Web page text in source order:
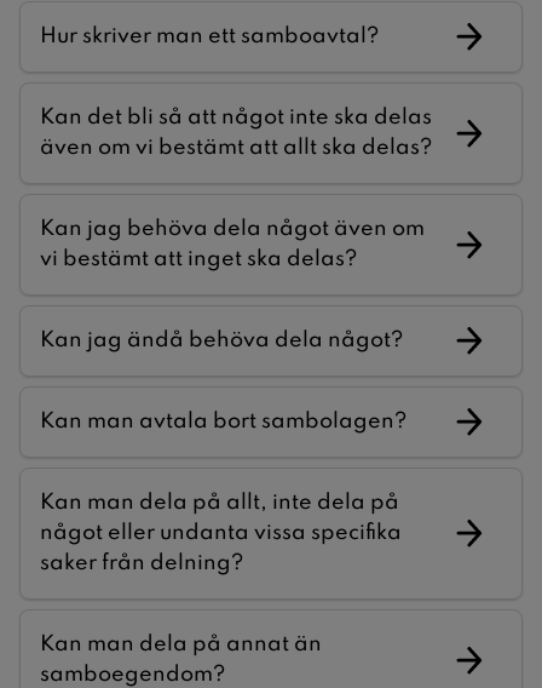
Hur skriver man ett samboavtal?
Kan det bli så att något inte ska delas
även om vi bestämt att allt ska delas?
Kan jag behöva dela något även om
vi bestämt att inget ska delas?
Kan jag ändå behöva dela något?
Kan man avtala bort sambolagen?
Kan man dela på allt, inte dela på
något eller undanta vissa specifika
saker från delning?
Kan man dela på annat än
samboegendom?